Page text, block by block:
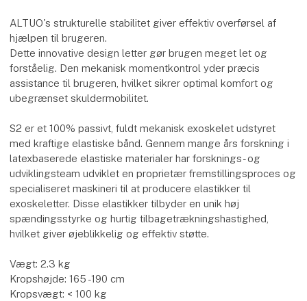
ALTUO's strukturelle stabilitet giver effektiv overførsel af
hjælpen til brugeren.
Dette innovative design letter gør brugen meget let og
forståelig. Den mekanisk momentkontrol yder præcis
assistance til brugeren, hvilket sikrer optimal komfort og
ubegrænset skuldermobilitet.
S2 er et 100% passivt, fuldt mekanisk exoskelet udstyret
med kraftige elastiske bånd. Gennem mange års forskning i
latexbaserede elastiske materialer har forsknings- og
udviklingsteam udviklet en proprietær fremstillingsproces og
specialiseret maskineri til at producere elastikker til
exoskeletter. Disse elastikker tilbyder en unik høj
spændingsstyrke og hurtig tilbagetrækningshastighed,
hvilket giver øjeblikkelig og effektiv støtte.
Vægt: 2.3 kg
Kropshøjde: 165 -190 cm
Kropsvægt: < 100 kg